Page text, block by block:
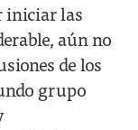
iniciar las
aún no
de los
grupo